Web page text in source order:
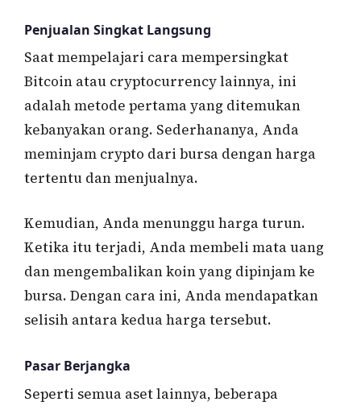
Penjualan Singkat Langsung
Saat mempelajari cara mempersingkat
Bitcoin atau cryptocurrency lainnya, ini
adalah metode pertama yang ditemukan
kebanyakan orang. Sederhananya, Anda
meminjam crypto dari bursa dengan harga
tertentu dan menjualnya.
Kemudian, Anda menunggu harga turun.
Ketika itu terjadi, Anda membeli mata uang
dan mengembalikan koin yang dipinjam ke
bursa. Dengan cara ini, Anda mendapatkan
selisih antara kedua harga tersebut.
Pasar Berjangka
Seperti semua aset lainnya, beberapa